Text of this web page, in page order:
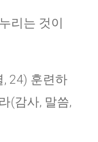
리는 것이
, 24) 훈련하
(감사, 말씀,